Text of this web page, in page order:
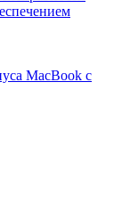
MacBook с